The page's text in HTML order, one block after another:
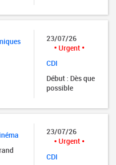
23/07/26
Urgent
CDI
Début : Dès que
possible
23/07/26
Urgent
CDI